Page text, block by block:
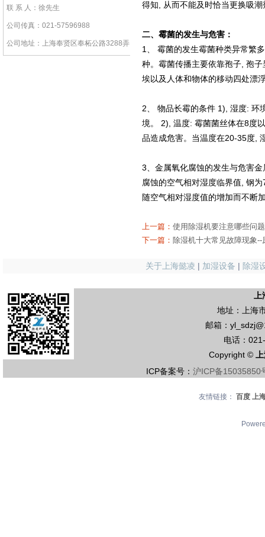
联 系 人：徐先生
公司传真：021-57596988
公司地址：上海奉贤区奉柘公路3288弄
得知, 从而不能及时恰当更换吸潮
二、霉菌的发生与危害：
1、 霉菌的发生霉菌种类异常繁
种。霉菌传播主要依靠孢子, 孢
埃以及人体和物体的移动四处漂
2、 物品长霉的条件 1), 湿度: 环
境。 2), 温度: 霉菌菌丝体在8度
品造成危害。当温度在20-35度,
3、金属氧化腐蚀的发生与危害
腐蚀的空气相对湿度临界值, 钢
随空气相对湿度值的增加而不断
上一篇： 使用除湿机要注意哪些问题
下一篇： 除湿机十大常见故障现象
关于上海懿凌 | 加湿设备 | 除湿
地址：上海
邮箱：
电话：
Copyright ©
ICP备案号： 沪ICP备15035850
友情链接： 百度 上